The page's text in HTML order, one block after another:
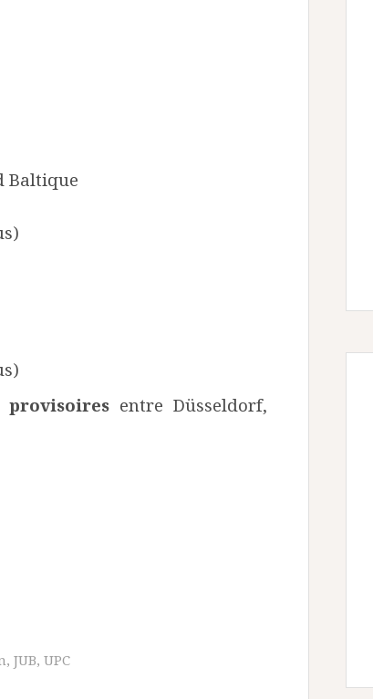
Baltique
provisoires entre Düsseldorf,
, JUB, UPC